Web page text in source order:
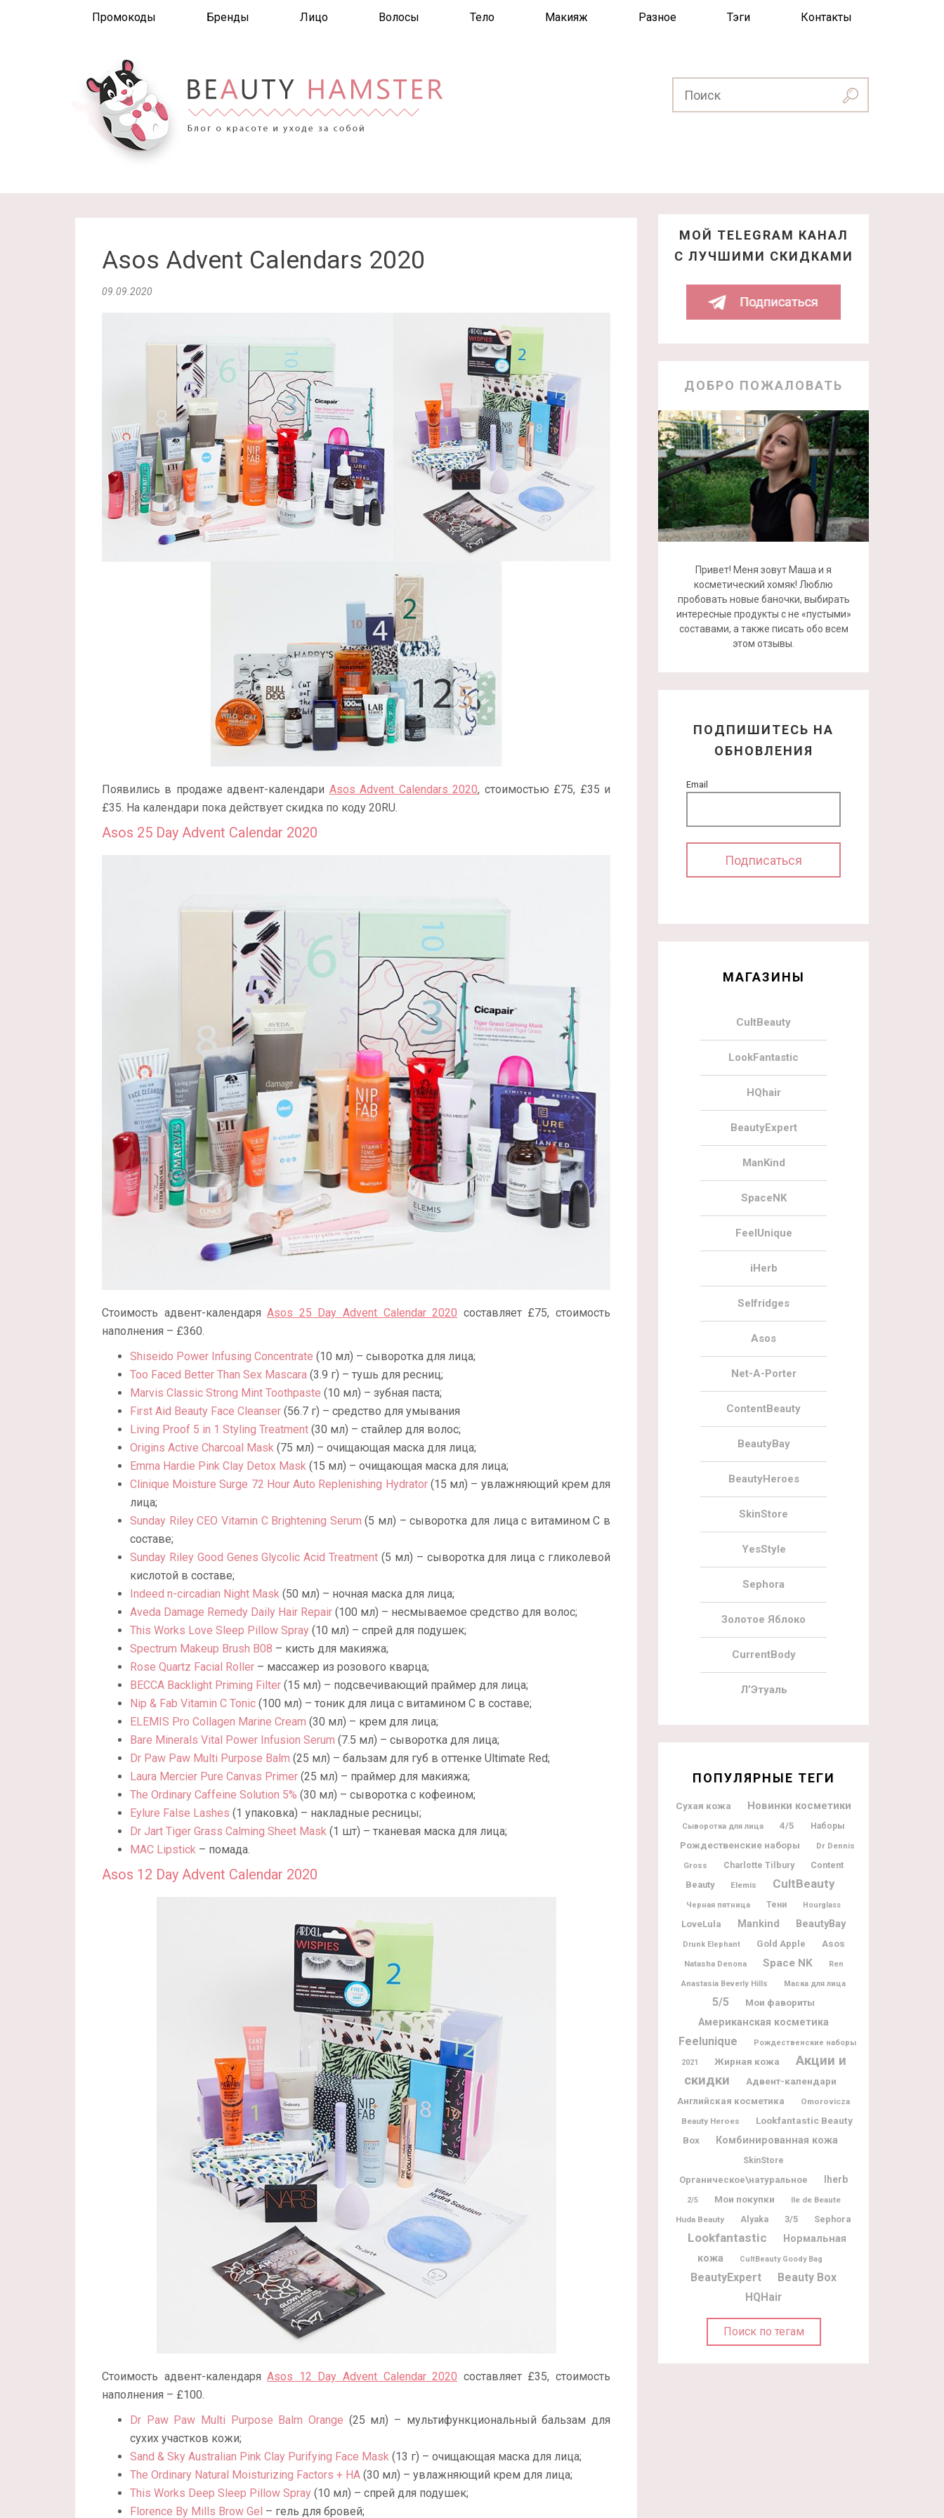
Промокоды Бренды Лицо Волосы Тело Макияж Разное Тэги Контакты
Asos Advent Calendars 2020
09.09.2020
Появились в продаже адвент-календари Asos Advent Calendars 2020, стоимостью £75, £35 и
£35. На календари пока действует скидка по коду 20RU.
Asos 25 Day Advent Calendar 2020
Стоимость адвент-календаряAsos 25 Day Advent Calendar 2020 составляет £75, стоимость
наполнения – £360.
Shiseido Power Infusing Concentrate (10 мл) – сыворотка для лица;
Too Faced Better Than Sex Mascara (3.9 г) – тушь для ресниц;
Marvis Classic Strong Mint Toothpaste (10 мл) – зубная паста;
First Aid Beauty Face Cleanser (56.7 г) – средство для умывания
Living Proof 5 in 1 Styling Treatment (30 мл) – стайлер для волос;
Origins Active Charcoal Mask (75 мл) – очищающая маска для лица;
Emma Hardie Pink Clay Detox Mask (15 мл) – очищающая маска для лица;
Clinique Moisture Surge 72 Hour Auto Replenishing Hydrator(15 мл) – увлажняющий крем для
лица;
Sunday Riley CEO Vitamin C Brightening Serum (5 мл) – сыворотка для лица с витамином С в
составе;
Sunday Riley Good Genes Glycolic Acid Treatment (5 мл) – сыворотка для лица с гликолевой
кислотой в составе;
Indeed n-circadian Night Mask (50 мл) – ночная маска для лица;
Aveda Damage Remedy Daily Hair Repair (100 мл) – несмываемое средство для волос;
This Works Love Sleep Pillow Spray (10 мл) – спрей для подушек;
Spectrum Makeup Brush B08 – кисть для макияжа;
Rose Quartz Facial Roller – массажер из розового кварца;
BECCA Backlight Priming Filter (15 мл) – подсвечивающий праймер для лица;
Nip & Fab Vitamin C Tonic (100 мл) – тоник для лица с витамином С в составе;
ELEMIS Pro Collagen Marine Cream (30 мл) – крем для лица;
Bare Minerals Vital Power Infusion Serum (7.5 мл) – сыворотка для лица;
Dr Paw Paw Multi Purpose Balm (25 мл) – бальзам для губ в оттенке Ultimate Red;
Laura Mercier Pure Canvas Primer (25 мл) – праймер для макияжа;
The Ordinary Caffeine Solution 5% (30 мл) – сыворотка с кофеином;
Eylure False Lashes (1 упаковка) – накладные ресницы;
Dr Jart Tiger Grass Calming Sheet Mask (1 шт) – тканевая маска для лица;
MAC Lipstick – помада.
Asos 12 Day Advent Calendar 2020
Стоимость адвент-календаряAsos 12 Day Advent Calendar 2020 составляет £35, стоимость
наполнения – £100.
Dr Paw Paw Multi Purpose Balm Orange (25 мл) – мультифункциональный бальзам для
сухих участков кожи;
Sand & Sky Australian Pink Clay Purifying Face Mask (13 г) – очищающая маска для лица;
The Ordinary Natural Moisturizing Factors + HA (30 мл) – увлажняющий крем для лица;
This Works Deep Sleep Pillow Spray (10 мл) – спрей для подушек;
Florence By Mills Brow Gel – гель для бровей;
МОЙ TELEGRAM КАНАЛ
С ЛУЧШИМИ СКИДКАМИ
ДОБРО ПОЖАЛОВАТЬ
Привет! Меня зовут Маша и я
косметический хомяк! Люблю
пробовать новые баночки, выбирать
интересные продукты с не «пустыми»
составами, а также писать обо всем
этом отзывы.
ПОДПИШИТЕСЬ НА
ОБНОВЛЕНИЯ
Email
МАГАЗИНЫ
CultBeauty
LookFantastic
HQhair
BeautyExpert
ManKind
SpaceNK
FeelUnique
iHerb
Selfridges
Asos
Net-A-Porter
ContentBeauty
BeautyBay
BeautyHeroes
SkinStore
YesStyle
Sephora
Золотое Яблоко
CurrentBody
Л’Этуаль
ПОПУЛЯРНЫЕ ТЕГИ
Сухая кожа Новинки косметики
Сыворотка для лица 4/5 Наборы
Рождественские наборы
Dr Dennis
Gross
Charlotte Tilbury
Content
Beauty
Elemis CultBeauty
Черная пятница Тени Hourglass
LoveLula Mankind BeautyBay
Drunk Elephant Gold Apple Asos
Natasha Denona Space NK Ren
Anastasia Beverly Hills Маска для лица
5/5
Мои фавориты
Американская косметика
Feelunique Рождественские наборы
2021 Жирная кожа
Акции и
скидки
Адвент-календари
Английская косметика
Omorovicza
Beauty Heroes
Lookfantastic Beauty
Box
Комбинированная кожа
SkinStore
Органическое\натуральное Iherb
2/5 Мои покупки
Ile de Beaute
Huda Beauty
Alyaka 3/5 Sephora
Lookfantastic
Нормальная
кожа
CultBeauty Goody Bag
BeautyExpert Beauty Box
HQHair
Поиск по тегам